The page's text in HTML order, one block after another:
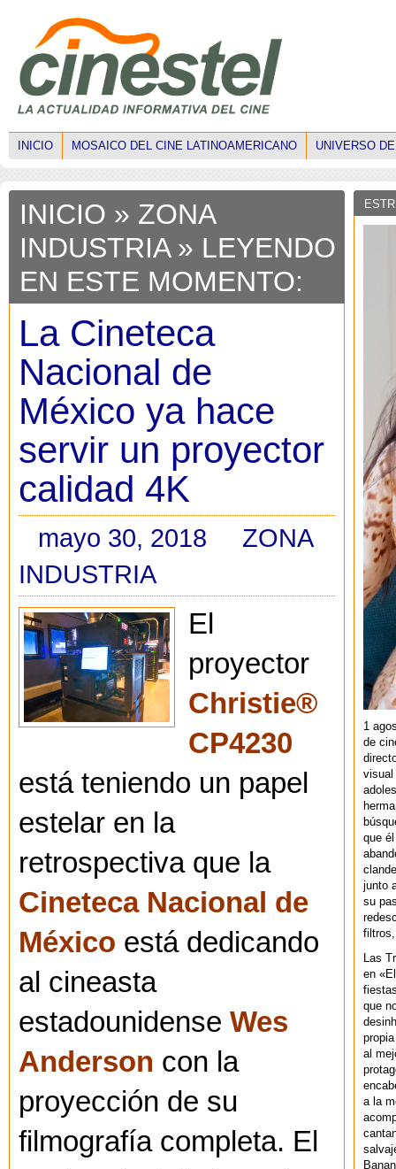
INICIO MOSAICO DEL CINE LATINOAMERICANO UNIVERSO
INICIO » ZONA
INDUSTRIA» LEYENDO
EN ESTE MOMENTO:
La Cineteca
Nacional de
México ya hace
servir un proyector
calidad 4K
mayo 30, 2018
ZONA
INDUSTRIA
El
proyector
Christie®
CP4230
está teniendo un papel
estelar en la
retrospectiva que la
Cineteca Nacional de
México está dedicando
al cineasta
estadounidense Wes
Anderson con la
proyección de su
filmografía completa. El
1
de
visual
que
junto
su
filtros,
Las
en
que
al
a la